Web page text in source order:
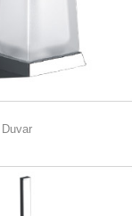
Duvar